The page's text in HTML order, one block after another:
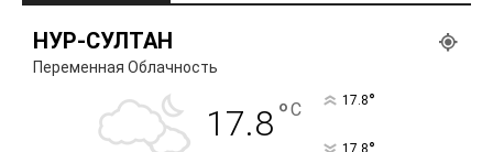
НУР-СУЛТАН
Переменная Облачность
17.8°C 17.8°
17.8